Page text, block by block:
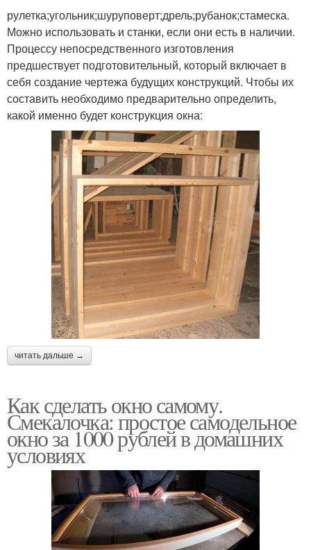
рулетка;угольник;шуруповерт;дрель;рубанок;стамеска.
Можно использовать и станки, если они есть в наличии.
Процессу непосредственного изготовления
предшествует подготовительный, который включает в
себя создание чертежа будущих конструкций. Чтобы их
составить необходимо предварительно определить,
какой именно будет конструкция окна:
читать дальше →
Как сделать окно самому.
Смекалочка: простое самодельное
окно за 1000 рублей в домашних
условиях